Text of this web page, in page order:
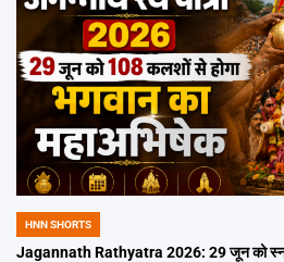
POSTED
IN
HNN SHORTS
Jagannath Rathyatra 2026: 29 जून को स्नान